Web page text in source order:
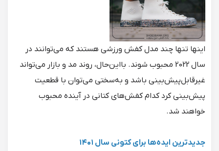
اینها تنها چند مدل کفش ورزشی هستند که می‌توانند در
سال 2022 محبوب شوند. بااین‌حال، روند مد و بازار می‌تواند
غیرقابل‌پیش‌بینی باشد و به‌سختی می‌توان با قطعیت
پیش‌بینی کرد کدام کفش‌های کتانی در آینده محبوب
خواهند شد.
جدیدترین ایده‌ها برای کتونی سال ۱۴۰۱